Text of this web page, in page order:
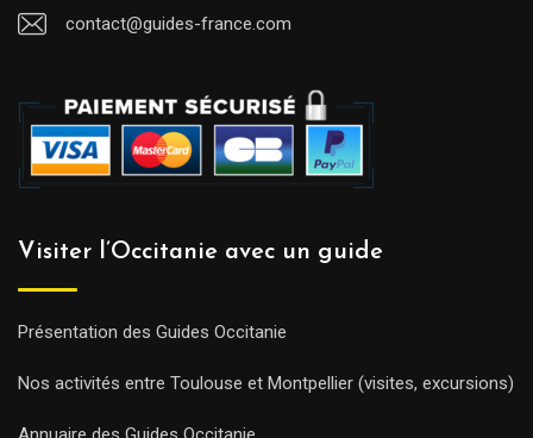
contact@guides-france.com
Visiter l’Occitanie avec un guide
Présentation des Guides Occitanie
Nos activités entre Toulouse et Montpellier (visites, excursions)